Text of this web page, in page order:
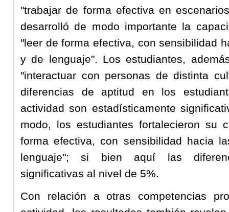
"trabajar de forma efectiva en
desarrolló de modo importante la
"leer de forma efectiva, con sensibilidad
y de lenguaje". Los estudiantes,
"interactuar con personas de distinta
diferencias de aptitud en los
actividad son estadísticamente
modo, los estudiantes fortalecieron su
forma efectiva, con sensibilidad hacia
lenguaje"; si bien aquí las
significativas al nivel de 5%.
Con relación a otras competencias